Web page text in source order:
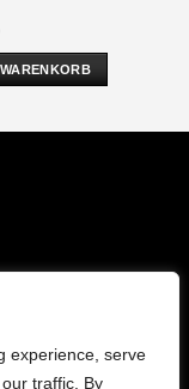
experience, serve
traffic. By